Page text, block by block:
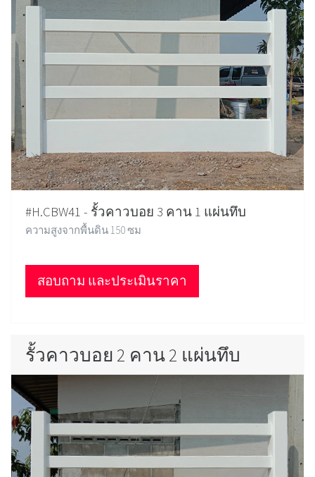
#H.CBW41 - รั้วคาวบอย 3 คาน 1 แผ่นทึบ
ความสูงจากพื้นดิน 150 ซม
สอบถาม และประเมินราคา
รั้วคาวบอย 2 คาน 2 แผ่นทึบ